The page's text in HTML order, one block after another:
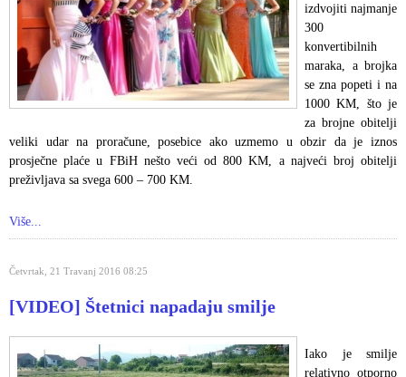
izdvojiti najmanje
300
konvertibilnih
maraka, a brojka
se zna popeti i na
1000 KM, što je
za brojne obitelji
veliki udar na proračune, posebice ako uzmemo u obzir da je iznos
prosječne plaće u FBiH nešto veći od 800 KM, a najveći broj obitelji
preživljava sa svega 600 – 700 KM.
Više...
Četvrtak, 21 Travanj 2016 08:25
[VIDEO] Štetnici napadaju smilje
Iako je smilje
relativno otporno